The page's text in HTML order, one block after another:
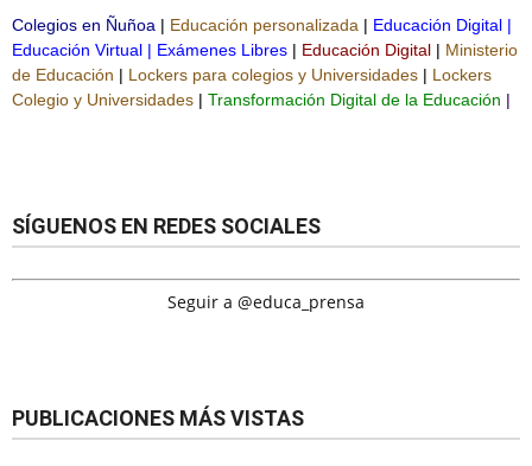
Colegios en Ñuñoa | Educación personalizada | Educación Digital |
Educación Virtual | Exámenes Libres | Educación Digital | Ministerio
de Educación | Lockers para colegios y Universidades | Lockers
Colegio y Universidades | Transformación Digital de la Educación |
SÍGUENOS EN REDES SOCIALES
Seguir a @educa_prensa
PUBLICACIONES MÁS VISTAS